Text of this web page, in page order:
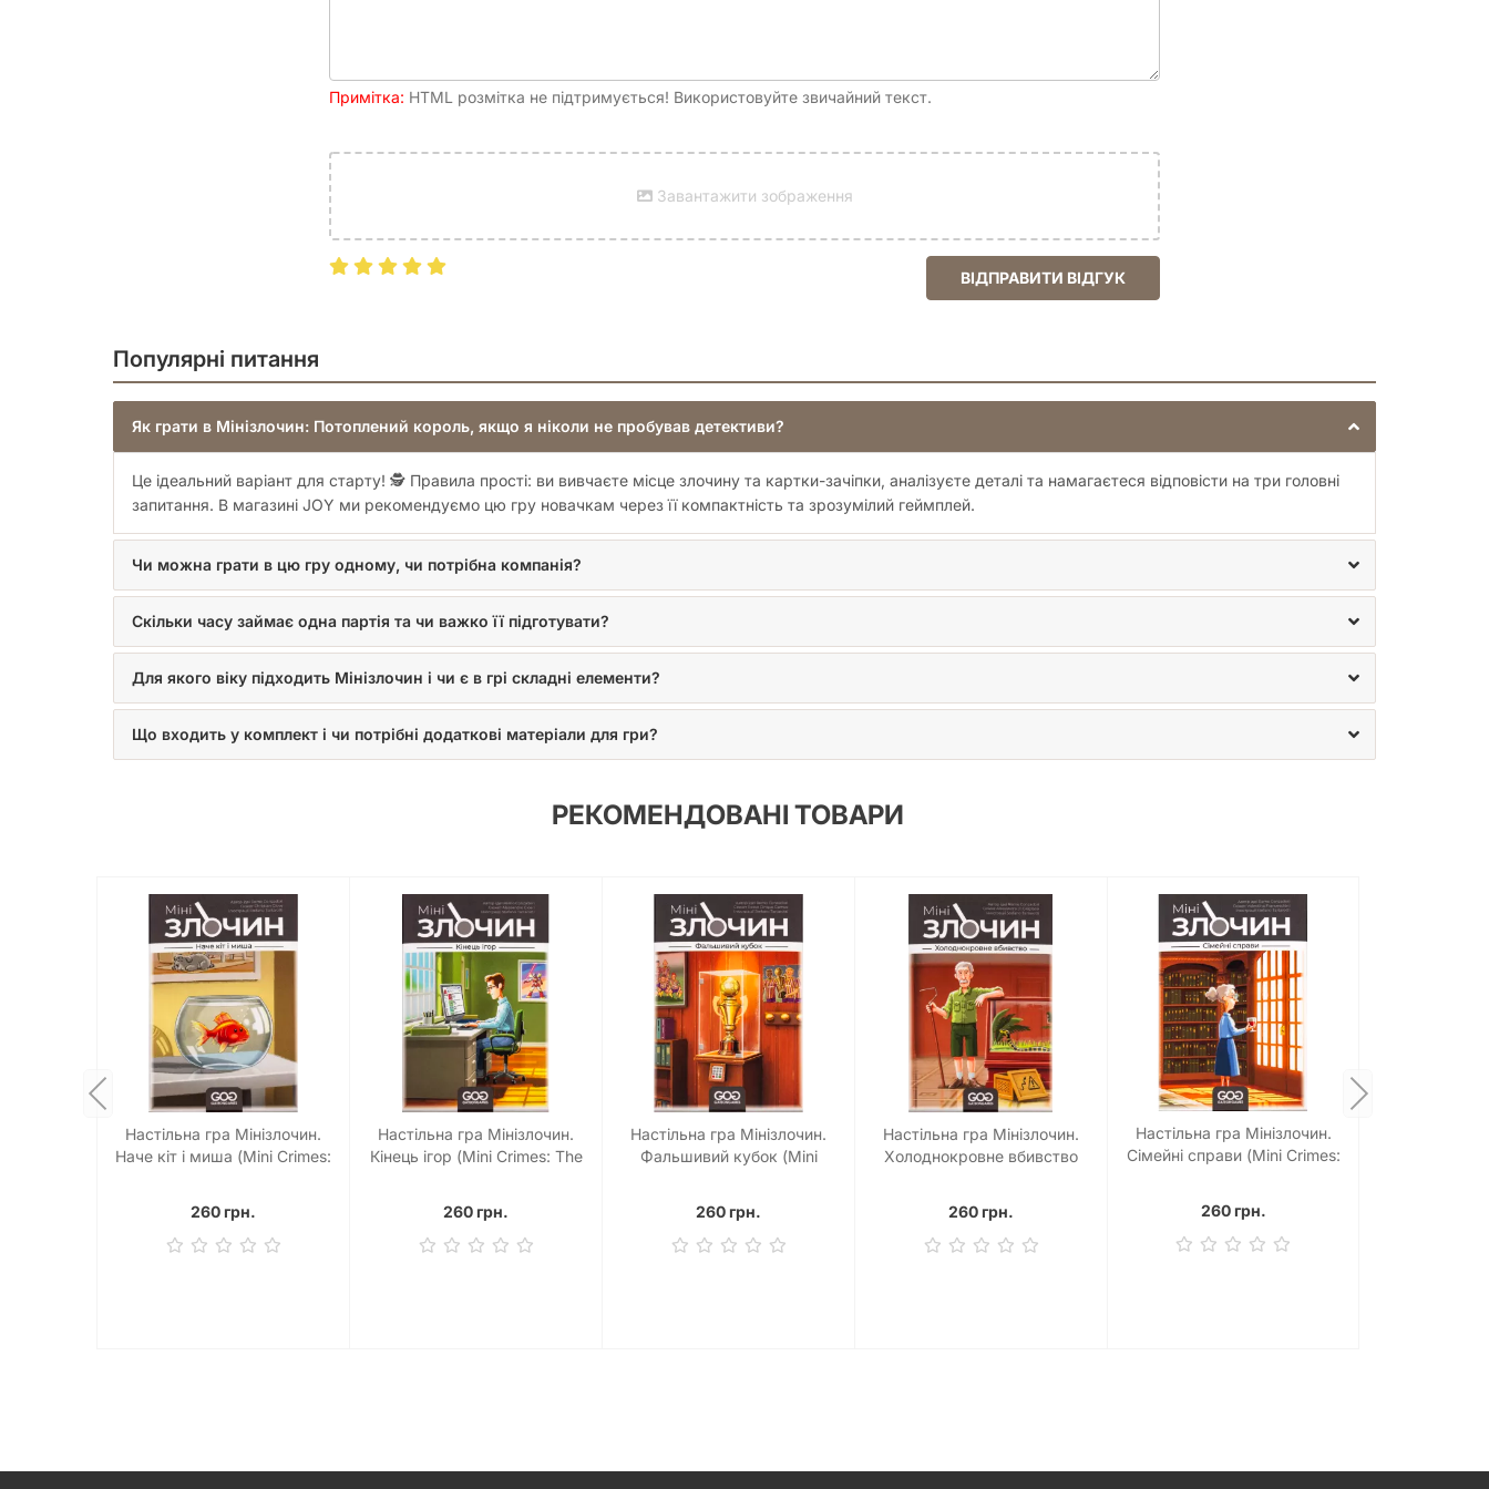
Примітка: HTML розмітка не підтримується! Використовуйте звичайний текст.
Завантажити зображення
ВІДПРАВИТИ ВІДГУК
Популярні питання
Як грати в Мінізлочин: Потоплений король, якщо я ніколи не пробував детективи?
Це ідеальний варіант для старту! 🕵️ Правила прості: ви вивчаєте місце злочину та картки-зачіпки, аналізуєте деталі та намагаєтеся відповісти на три головні
запитання. В магазині JOY ми рекомендуємо цю гру новачкам через її компактність та зрозумілий геймплей.
Чи можна грати в цю гру одному, чи потрібна компанія?
Скільки часу займає одна партія та чи важко її підготувати?
Для якого віку підходить Мінізлочин і чи є в грі складні елементи?
Що входить у комплект і чи потрібні додаткові матеріали для гри?
РЕКОМЕНДОВАНІ ТОВАРИ
Настільна гра Мінізлочин.
Наче кіт і миша (Mini Crimes:
260 грн.
Настільна гра Мінізлочин.
Кінець ігор (Mini Crimes: The
260 грн.
Настільна гра Мінізлочин.
Фальшивий кубок (Mini
260 грн.
Настільна гра Мінізлочин.
Холоднокровне вбивство
260 грн.
Настільна гра Мінізлочин.
Сімейні справи (Mini Crimes:
260 грн.